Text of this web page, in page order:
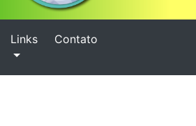
Links Contato